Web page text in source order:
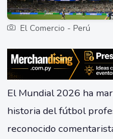
El Comercio - Perú
El Mundial 2026 ha
historia del fútbol
reconocido